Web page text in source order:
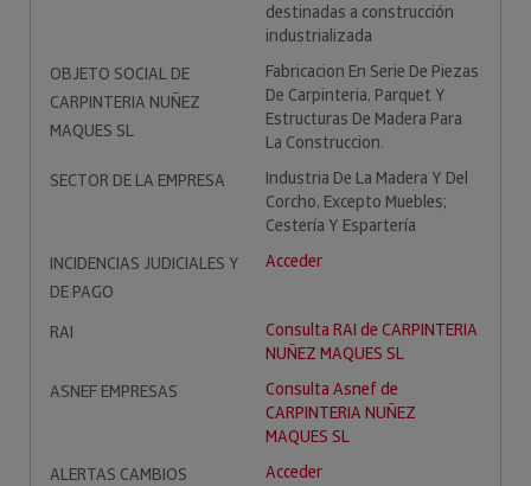
destinadas a construcción
industrializada
OBJETO SOCIAL DE
CARPINTERIA NUÑEZ
MAQUES SL
Fabricacion En Serie De Piezas
De Carpinteria, Parquet Y
Estructuras De Madera Para
La Construccion.
SECTOR DE LA EMPRESA
Industria De La Madera Y Del
Corcho, Excepto Muebles;
Cestería Y Espartería
INCIDENCIAS JUDICIALES Y
DE PAGO
Acceder
RAI
Consulta RAI de CARPINTERIA
NUÑEZ MAQUES SL
ASNEF EMPRESAS
Consulta Asnef de
CARPINTERIA NUÑEZ
MAQUES SL
ALERTAS CAMBIOS
Acceder